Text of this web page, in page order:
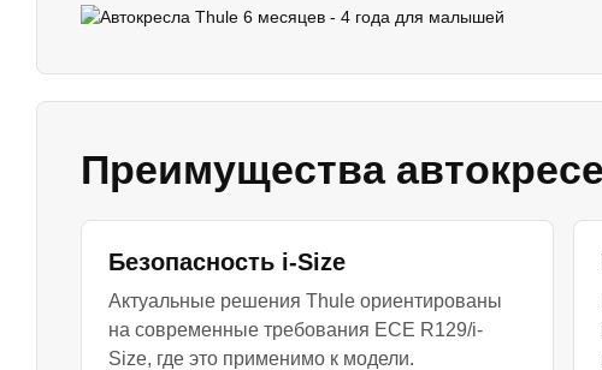
Преимущества
Безопасность i-Size
Актуальные решения Thule ориентированы
на современные требования ECE R129/i-
Size, где это применимо к модели.